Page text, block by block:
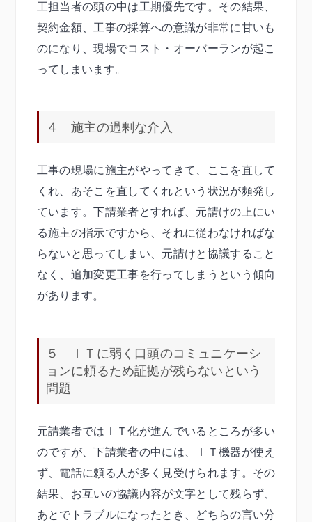
工担当者の頭の中は工期優先です。その結果、
契約金額、工事の採算への意識が非常に甘いも
のになり、現場でコスト・オーバーランが起こ
ってしまいます。
４ 施主の過剰な介入
工事の現場に施主がやってきて、ここを直して
くれ、あそこを直してくれという状況が頻発し
ています。下請業者とすれば、元請けの上にい
る施主の指示ですから、それに従わなければな
らないと思ってしまい、元請けと協議すること
なく、追加変更工事を行ってしまうという傾向
があります。
５ ＩＴに弱く口頭のコミュニケーシ
ョンに頼るため証拠が残らないという
問題
元請業者ではＩＴ化が進んでいるところが多い
のですが、下請業者の中には、ＩＴ機器が使え
ず、電話に頼る人が多く見受けられます。その
結果、お互いの協議内容が文字として残らず、
あとでトラブルになったとき、どちらの言い分